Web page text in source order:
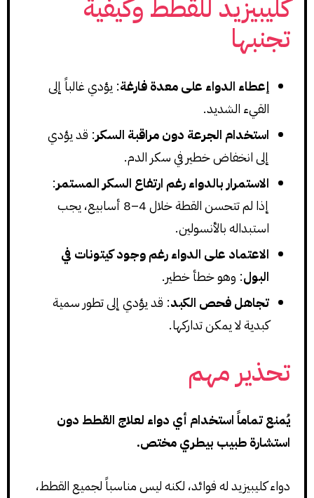
كليبيزيد للقطط وكيفية
تجنبها
إعطاء الدواء على معدة فارغة: يؤدي غالباً إلى
القيء الشديد.
استخدام الجرعة دون مراقبة السكر: قد يؤدي
إلى انخفاض خطير في سكر الدم.
الاستمرار بالدواء رغم ارتفاع السكر المستمر:
إذا لم تتحسن القطة خلال 4–8 أسابيع، يجب
استبداله بالأنسولين.
الاعتماد على الدواء رغم وجود كيتونات في
البول: وهو خطأ خطير.
تجاهل فحص الكبد: قد يؤدي إلى تطور سمية
كبدية لا يمكن تداركها.
تحذير مهم
يُمنع تماماً استخدام أي دواء لعلاج القطط دون
استشارة طبيب بيطري مختص.
دواء كليبيزيد له فوائد، لكنه ليس مناسباً لجميع القطط،